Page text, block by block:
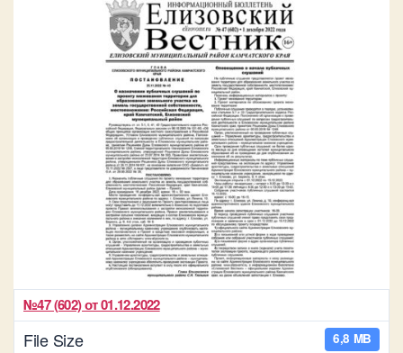
№47 (602) от 01.12.2022
File Size 6,8 MB